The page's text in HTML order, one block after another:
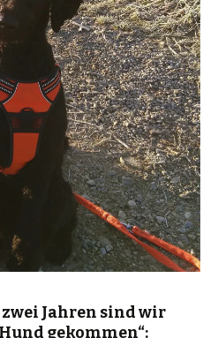
Jahren sind wir
gekommen“: